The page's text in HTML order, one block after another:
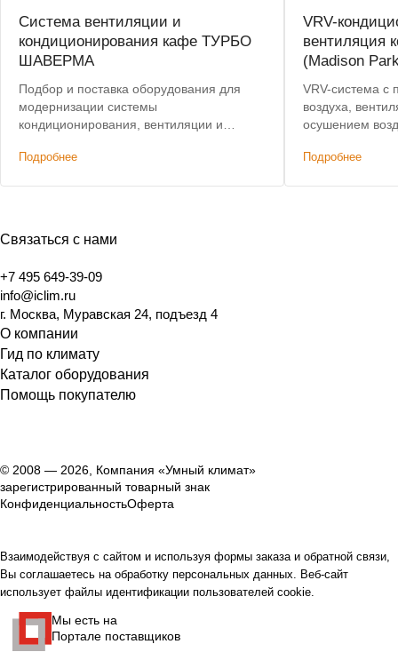
Система вентиляции и
кондиционирования кафе ТУРБО
ШАВЕРМА
Подбор и поставка оборудования для
модернизации системы
кондиционирования, вентиляции и
Подробнее
VRV-
вентиляция
(Madison
VRV-система с
воздуха,
осушением
Подробнее
Связаться с нами
+7 495 649-39-09
info@iclim.ru
г. Москва, Муравская 24, подъезд 4
О компании
Гид по климату
Каталог оборудования
Помощь покупателю
© 2008 — 2026, Компания «Умный климат»
зарегистрированный товарный знак
КонфиденциальностьОферта
Взаимодействуя с сайтом и используя формы заказа и обратной связи,
Вы соглашаетесь на обработку персональных данных. Веб-сайт
использует файлы идентификации пользователей cookie.
Мы есть на
Портале поставщиков